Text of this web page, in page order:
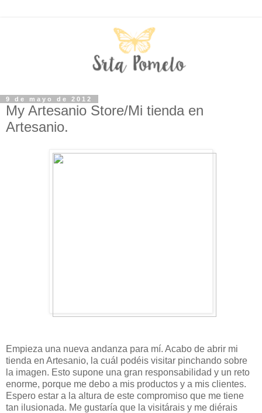
9 de mayo de 2012
My Artesanio Store/Mi tienda en
Artesanio.
Empieza una nueva andanza para mí. Acabo de abrir mi
tienda en Artesanio, la cuál podéis visitar pinchando sobre
la imagen. Esto supone una gran responsabilidad y un reto
enorme, porque me debo a mis productos y a mis clientes.
Espero estar a la altura de este compromiso que me tiene
tan ilusionada. Me gustaría que la visitárais y me diérais